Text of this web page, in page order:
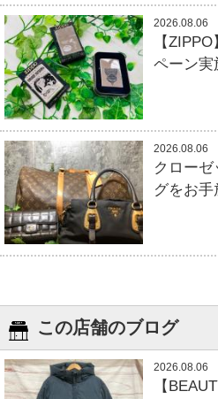
2026.08.06
【
ペーン実
2026.08.06
クロー
グをお
この店舗のブログ
2026.08.06
【